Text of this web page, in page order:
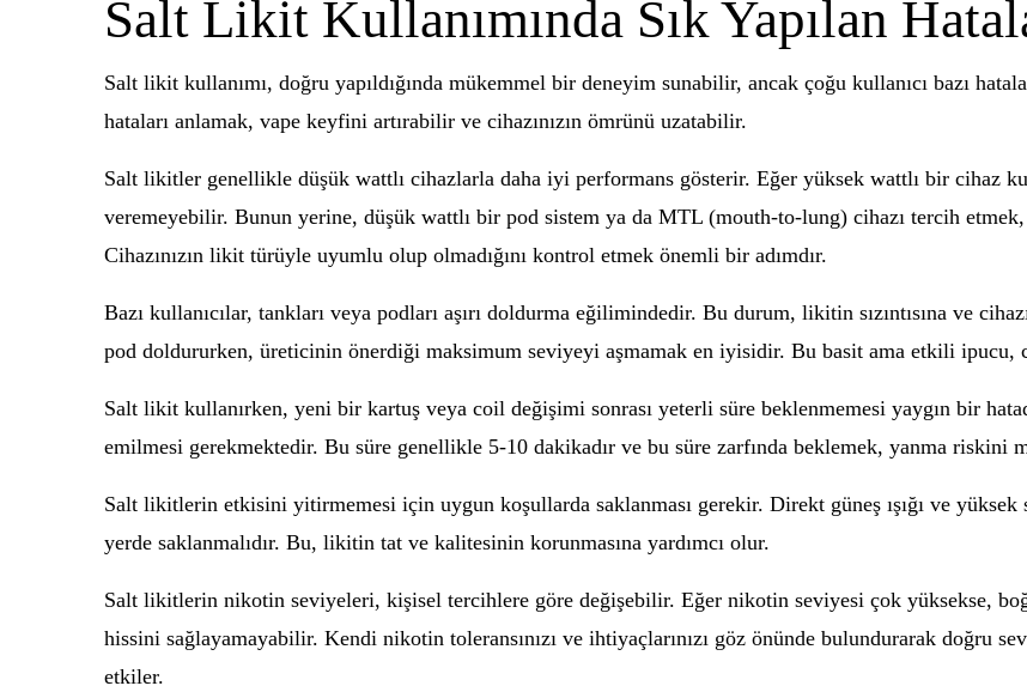
Salt Likit Kullanımında Sık Yapılan
Salt likit kullanımı, doğru yapıldığında mükemmel bir deneyim sunabilir, ancak çoğu kullanıcı bazı
hataları anlamak, vape keyfini artırabilir ve cihazınızın ömrünü uzatabilir.
Salt likitler genellikle düşük wattlı cihazlarla daha iyi performans gösterir. Eğer yüksek wattlı bir cihaz
veremeyebilir. Bunun yerine, düşük wattlı bir pod sistem ya da MTL (mouth-to-lung) cihazı tercih
Cihazınızın likit türüyle uyumlu olup olmadığını kontrol etmek önemli bir adımdır.
Bazı kullanıcılar, tankları veya podları aşırı doldurma eğilimindedir. Bu durum, likitin sızıntısına ve
pod doldururken, üreticinin önerdiği maksimum seviyeyi aşmamak en iyisidir. Bu basit ama etkili ipucu,
Salt likit kullanırken, yeni bir kartuş veya coil değişimi sonrası yeterli süre beklenmemesi yaygın bir
emilmesi gerekmektedir. Bu süre genellikle 5-10 dakikadır ve bu süre zarfında beklemek, yanma riskini
Salt likitlerin etkisini yitirmemesi için uygun koşullarda saklanması gerekir. Direkt güneş ışığı ve yüksek
yerde saklanmalıdır. Bu, likitin tat ve kalitesinin korunmasına yardımcı olur.
Salt likitlerin nikotin seviyeleri, kişisel tercihlere göre değişebilir. Eğer nikotin seviyesi çok yüksekse,
hissini sağlayamayabilir. Kendi nikotin toleransınızı ve ihtiyaçlarınızı göz önünde bulundurarak doğru
etkiler.